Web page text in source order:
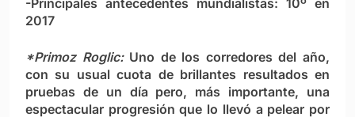
2017
*Primoz Roglic:Uno de los corredores del año,
con su usual cuota de brillantes resultados en
pruebas de un día pero, más importante, una
espectacular progresión que lo llevó a pelear por